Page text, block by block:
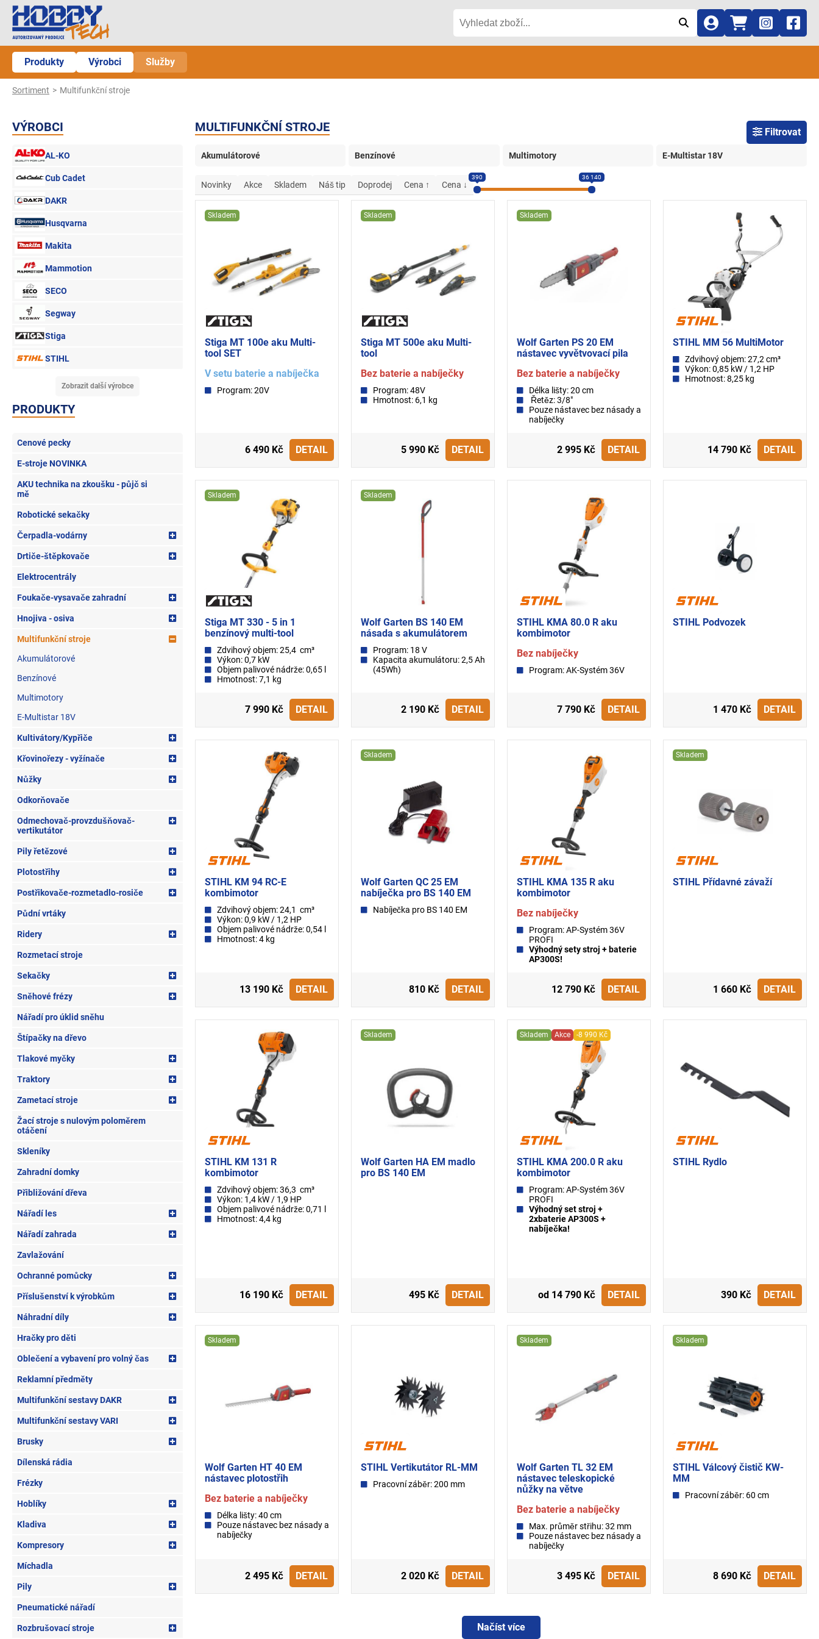
Produkty Výrobci Služby
Sortiment Multifunkční stroje
VÝROBCI
AL-KO
Cub Cadet
DAKR
Husqvarna
Makita
Mammotion
SECO
Segway
Stiga
STIHL
Zobrazit další výrobce
PRODUKTY
Cenové pecky
E-stroje NOVINKA
AKU technika na zkoušku - půjč si
mě
Robotické sekačky
Čerpadla-vodárny
Drtiče-štěpkovače
Elektrocentrály
Foukače-vysavače zahradní
Hnojiva - osiva
Multifunkční stroje
Akumulátorové
Benzínové
Multimotory
E-Multistar 18V
Kultivátory/Kypřiče
Křovinořezy - vyžínače
Nůžky
Odkorňovače
Odmechovač-provzdušňovač-
vertikutátor
Pily řetězové
Plotostřihy
Postřikovače-rozmetadlo-rosiče
Půdní vrtáky
Ridery
Rozmetací stroje
Sekačky
Sněhové frézy
Nářadí pro úklid sněhu
Štípačky na dřevo
Tlakové myčky
Traktory
Zametací stroje
Žací stroje s nulovým poloměrem
otáčení
Skleníky
Zahradní domky
Přibližování dřeva
Nářadí les
Nářadí zahrada
Zavlažování
Ochranné pomůcky
Příslušenství k výrobkům
Náhradní díly
Hračky pro děti
Oblečení a vybavení pro volný čas
Reklamní předměty
Multifunkční sestavy DAKR
Multifunkční sestavy VARI
Brusky
Dílenská rádia
Frézky
Hoblíky
Kladiva
Kompresory
Míchadla
Pily
Pneumatické nářadí
Rozbrušovací stroje
MULTIFUNKČNÍ STROJE Filtrovat
Akumulátorové Benzínové Multimotory E-Multistar 18V
Novinky Akce Skladem Náš tip Doprodej Cena ↑ Cena ↓
390 36 140
Skladem
Stiga MT 100e aku Multi-
tool SET
V setu baterie a nabíječka
Program: 20V
6 490 Kč DETAIL
Skladem
Stiga MT 500e aku Multi-
tool
Bez baterie a nabíječky
Program: 48V
Hmotnost: 6,1 kg
5 990 Kč DETAIL
Skladem
Wolf Garten PS 20 EM
nástavec vyvětvovací pila
Bez baterie a nabíječky
Délka lišty: 20 cm
Řetěz: 3/8"
Pouze nástavec bez násady a
nabíječky
2 995 Kč DETAIL
STIHL MM 56 MultiMotor
Zdvihový objem: 27,2 cm³
Výkon: 0,85 kW / 1,2 HP
Hmotnost: 8,25 kg
14 790 Kč DETAIL
Skladem
Stiga MT 330 - 5 in 1
benzínový multi-tool
Zdvihový objem: 25,4 cm³
Výkon: 0,7 kW
Objem palivové nádrže: 0,65 l
Hmotnost: 7,1 kg
7 990 Kč DETAIL
Skladem
Wolf Garten BS 140 EM
násada s akumulátorem
Program: 18 V
Kapacita akumulátoru: 2,5 Ah
(45Wh)
2 190 Kč DETAIL
STIHL KMA 80.0 R aku
kombimotor
Bez nabíječky
Program: AK-Systém 36V
7 790 Kč DETAIL
STIHL Podvozek
1 470 Kč DETAIL
STIHL KM 94 RC-E
kombimotor
Zdvihový objem: 24,1 cm³
Výkon: 0,9 kW / 1,2 HP
Objem palivové nádrže: 0,54 l
Hmotnost: 4 kg
13 190 Kč DETAIL
Skladem
Wolf Garten QC 25 EM
nabíječka pro BS 140 EM
Nabíječka pro BS 140 EM
810 Kč DETAIL
STIHL KMA 135 R aku
kombimotor
Bez nabíječky
Program: AP-Systém 36V
PROFI
Výhodný sety stroj + baterie
AP300S!
12 790 Kč DETAIL
Skladem
STIHL Přídavné závaží
1 660 Kč DETAIL
STIHL KM 131 R
kombimotor
Zdvihový objem: 36,3 cm³
Výkon: 1,4 kW / 1,9 HP
Objem palivové nádrže: 0,71 l
Hmotnost: 4,4 kg
16 190 Kč DETAIL
Skladem
Wolf Garten HA EM madlo
pro BS 140 EM
495 Kč DETAIL
Skladem Akce -8 990 Kč
STIHL KMA 200.0 R aku
kombimotor
Program: AP-Systém 36V
PROFI
Výhodný set stroj +
2xbaterie AP300S +
nabíječka!
od 14 790 Kč DETAIL
STIHL Rydlo
390 Kč DETAIL
Skladem
Wolf Garten HT 40 EM
nástavec plotostřih
Bez baterie a nabíječky
Délka lišty: 40 cm
Pouze nástavec bez násady a
nabíječky
2 495 Kč DETAIL
STIHL Vertikutátor RL-MM
Pracovní záběr: 200 mm
2 020 Kč DETAIL
Skladem
Wolf Garten TL 32 EM
nástavec teleskopické
nůžky na větve
Bez baterie a nabíječky
Max. průměr střihu: 32 mm
Pouze nástavec bez násady a
nabíječky
3 495 Kč DETAIL
Skladem
STIHL Válcový čistič KW-
MM
Pracovní záběr: 60 cm
8 690 Kč DETAIL
Načíst více